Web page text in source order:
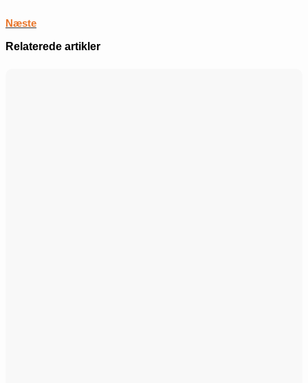
Næste
Relaterede artikler